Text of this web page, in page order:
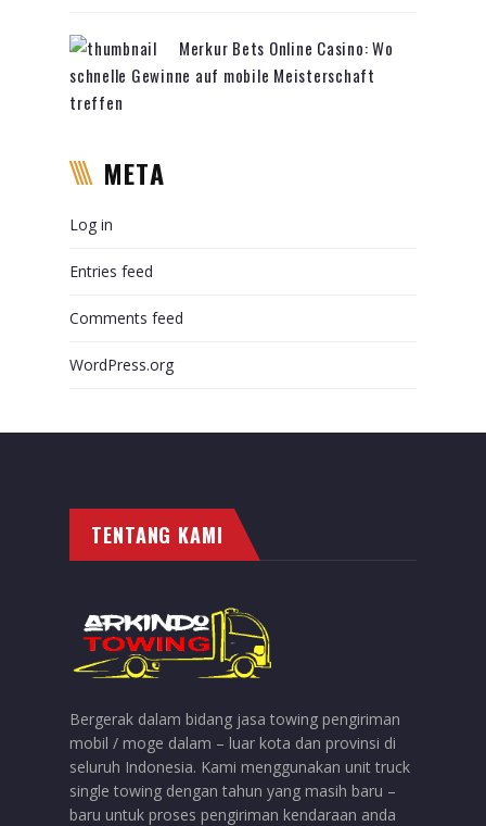
Merkur Bets Online Casino: Wo
schnelle Gewinne auf mobile Meisterschaft
treffen
META
Log in
Entries feed
Comments feed
WordPress.org
TENTANG KAMI
Bergerak dalam bidang jasa towing pengiriman
mobil / moge dalam – luar kota dan provinsi di
seluruh Indonesia. Kami menggunakan unit truck
single towing dengan tahun yang masih baru –
baru untuk proses pengiriman kendaraan anda